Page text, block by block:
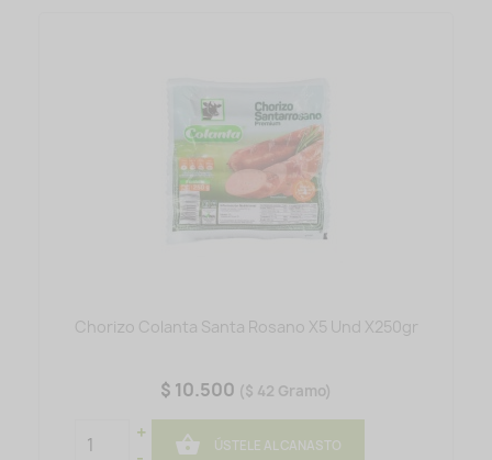
Chorizo Colanta Santa Rosano X5 Und X250gr
$ 10.500 ($ 42 Gramo)
+
 ÚSTELE AL CANASTO